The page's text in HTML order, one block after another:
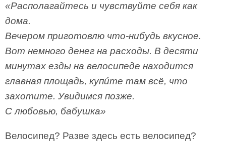
«Располагайтесь и чувствуйте себя как
дома.
Вечером приготовлю что‑нибудь вкусное.
Вот немного денег на расходы. В десяти
минутах езды на велосипеде находится
главная площадь, купúте там всё, что
захотите. Увидимся позже.
С любовью, бабушка»
Велосипед? Разве здесь есть велосипед?